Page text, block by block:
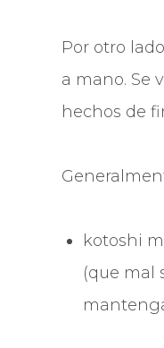
Por otro
a mano. Se
hechos de
kotoshi
(que mal